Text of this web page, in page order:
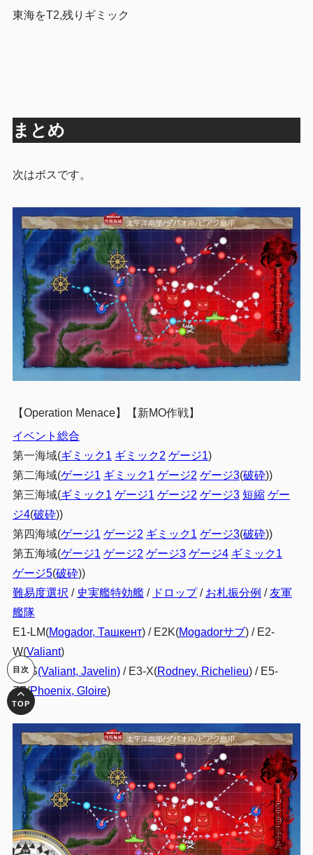
東海をT2,残りギミック
まとめ
次はボスです。
【Operation Menace】【新MO作戦】
イベント総合
第一海域(ギミック1 ギミック2 ゲージ1)
第二海域(ゲージ1 ギミック1 ゲージ2 ゲージ3(破砕))
第三海域(ギミック1 ゲージ1 ゲージ2 ゲージ3 短縮 ゲー
ジ4(破砕))
第四海域(ゲージ1 ゲージ2 ギミック1 ゲージ3(破砕))
第五海域(ゲージ1 ゲージ2 ゲージ3 ゲージ4 ギミック1
ゲージ5(破砕))
難易度選択 / 史実艦特効艦/ ドロップ/ お札振分例 /友軍
艦隊
E1-LM(Mogador, Ташкент) / E2K(Mogadorサブ) / E2-
W(Valiant)
E3-S(Valiant, Javelin)/ E3-X(Rodney, Richelieu) / E5-
ZZ(Phoenix, Gloire)